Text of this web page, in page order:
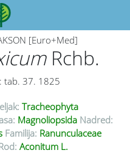
[Euro+Med]
Rchb.
tab. 37. 1825
Tracheophyta
Magnoliopsida Nadred:
Familija: Ranunculaceae
Aconitum L.